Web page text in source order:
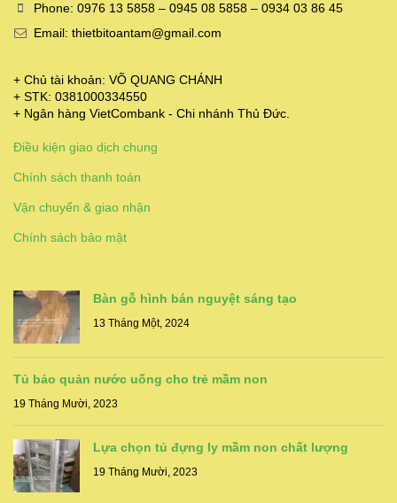
Phone: 0976 13 5858 – 0945 08 5858 – 0934 03 86 45
Email: thietbitoantam@gmail.com
+ Chủ tài khoản: VÕ QUANG CHÁNH
+ STK: 0381000334550
+ Ngân hàng VietCombank - Chi nhánh Thủ Đức.
Điều kiện giao dịch chung
Chính sách thanh toán
Vận chuyển & giao nhận
Chính sách bảo mật
Bàn gỗ hình bán nguyệt sáng tạo
13 Tháng Một, 2024
Tủ bảo quản nước uống cho trẻ mầm non
19 Tháng Mười, 2023
Lựa chọn tủ đựng ly mầm non chất lượng
19 Tháng Mười, 2023